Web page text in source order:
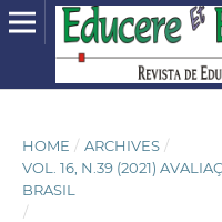
HOME / ARCHIVES /
VOL. 16, N.39 (2021)
BRASIL
/